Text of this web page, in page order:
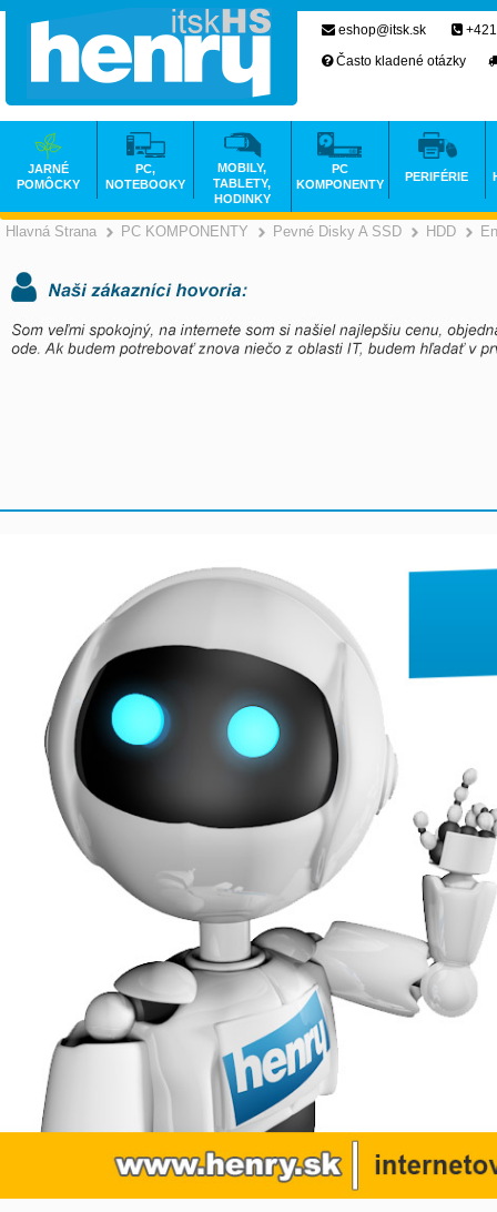
Hlavná Strana >
PC KOMPONENTY >
Pevné Disky A SSD HDD
eshop@itsk.sk
Často kladené otázky
JARNÉ
POMÔCKY
PC,
NOTEBOOKY
MOBILY,
TABLETY,
HODINKY
PC
KOMPONENTY
PERIFÉRIE